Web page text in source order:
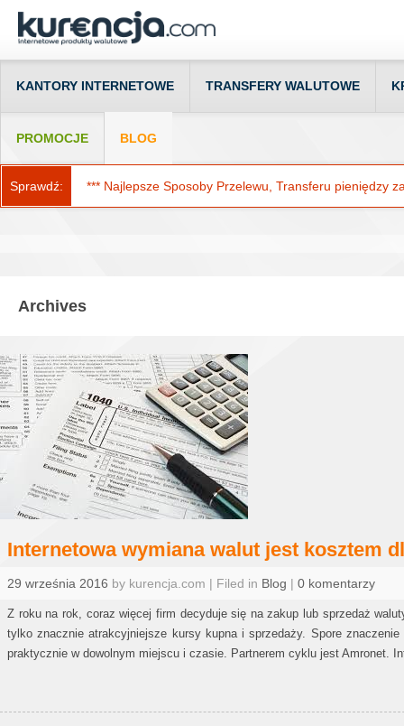
KANTORY INTERNETOWE TRANSFERY WALUTOWE
PROMOCJE BLOG
Sprawdź: *** Najlepsze Sposoby Przelewu, Transferu pieniędzy
Archives
Internetowa wymiana walut jest kosztem
29 września 2016 by kurencja.com | Filed in Blog | 0 komentarzy
Z roku na rok, coraz więcej firm decyduje się na zakup lub sprzedaż
tylko znacznie atrakcyjniejsze kursy kupna i sprzedaży. Spore
praktycznie w dowolnym miejscu i czasie. Partnerem cyklu jest Amronet.